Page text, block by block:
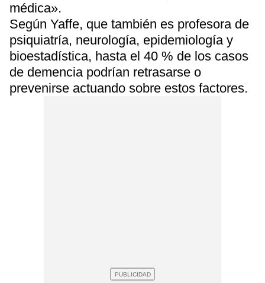
médica».
Según Yaffe, que también es profesora de
psiquiatría, neurología, epidemiología y
bioestadística, hasta el 40 % de los casos
de demencia podrían retrasarse o
prevenirse actuando sobre estos factores.